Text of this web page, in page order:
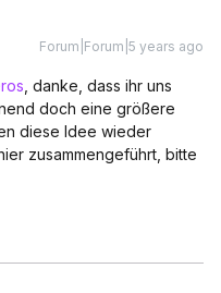
Forum|Forum|5 years ago
, danke, dass ihr uns
doch eine größere
diese Idee wieder
zusammengeführt, bitte